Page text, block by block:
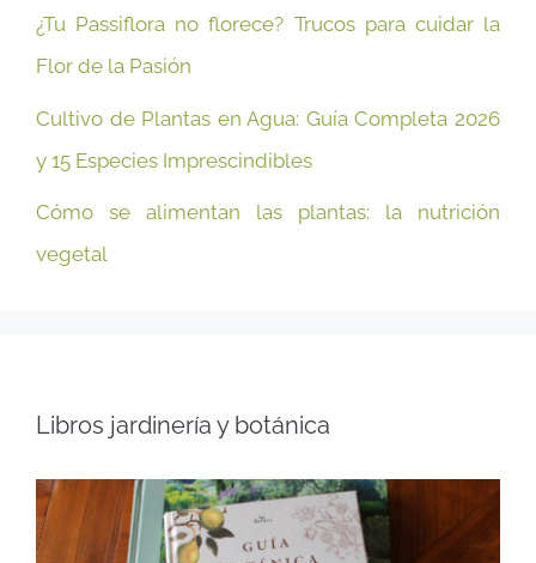
¿Tu Passiflora no florece? Trucos para cuidar la
Flor de la Pasión
Cultivo de Plantas en Agua: Guía Completa 2026
y 15 Especies Imprescindibles
Cómo se alimentan las plantas: la nutrición
vegetal
Libros jardinería y botánica